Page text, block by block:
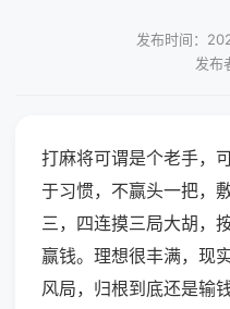
发布时间：
发布
打麻将可谓是个老手，
于习惯，不赢头一把，
三，四连摸三局大胡，
赢钱。理想很丰满，现
风局，归根到底还是输钱